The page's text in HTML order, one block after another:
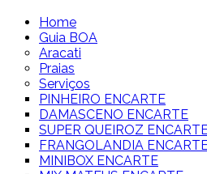
Home
Guia BOA
Aracati
Praias
Serviços
PINHEIRO ENCARTE
DAMASCENO ENCARTE
SUPER QUEIROZ
FRANGOLANDIA
MINIBOX ENCARTE